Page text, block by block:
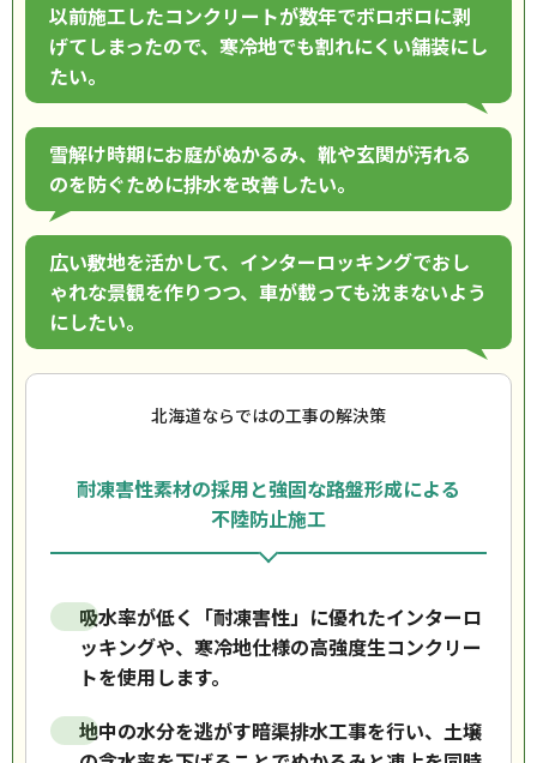
以前施工したコンクリートが数年でボロボロに剥
げてしまったので、寒冷地でも割れにくい舗装にし
たい。
雪解け時期にお庭がぬかるみ、靴や玄関が汚れる
のを防ぐために排水を改善したい。
広い敷地を活かして、インターロッキングでおし
ゃれな景観を作りつつ、車が載っても沈まないよう
にしたい。
北海道ならではの工事の解決策
耐凍害性素材の採用と強固な路盤形成による
不陸防止施工
吸水率が低く「耐凍害性」に優れたインターロ
ッキングや、寒冷地仕様の高強度生コンクリー
トを使用します。
地中の水分を逃がす暗渠排水工事を行い、土壌